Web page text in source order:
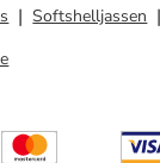
Softshelljassen